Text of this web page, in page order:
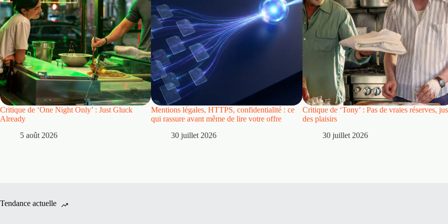
Critique de ‘One Night Only’ : Just Gluck
Already
5 août 2026
Mentions légales, HTTPS, confidentialité : ce
qui rassure avant même de lire votre offre
30 juillet 2026
Critique de ‘Tony’ : Pas de vraies réserves,
des plaisirs
30 juillet 2026
Tendance actuelle